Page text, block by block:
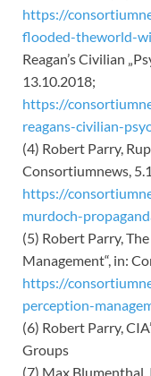
https://
flooded-theworld-
Reagan’s Civilian
13.10.2018;
https://
reagans-civilian-
(4) Robert Parry,
Consortiumnews,
https://
murdoch-
(5) Robert Parry,
Management“, in:
https://
perception-
(6) Robert Parry,
Groups
(7) Max Blumenthal,